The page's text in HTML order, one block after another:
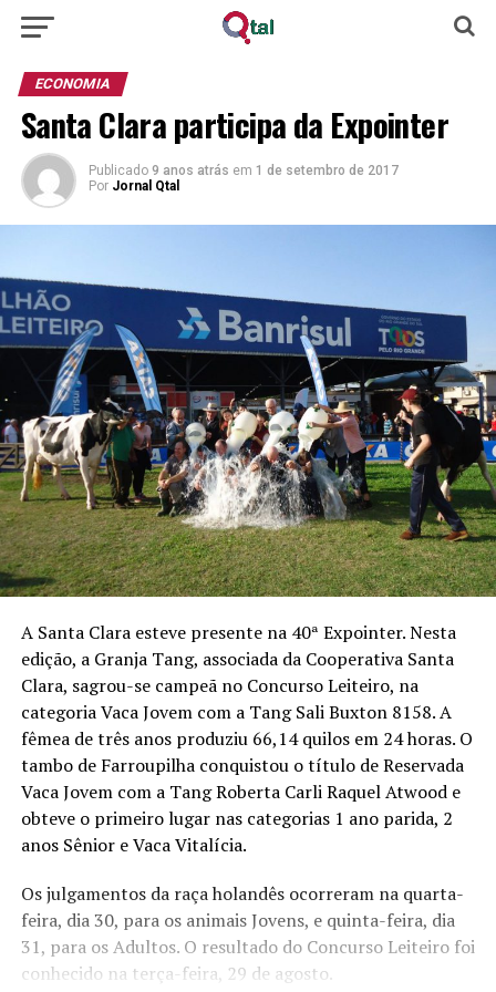
ECONOMIA
Santa Clara participa da Expointer
Publicado 9 anos atrás em 1 de setembro de 2017
Por Jornal Qtal
A Santa Clara esteve presente na 40ª Expointer. Nesta
edição, a Granja Tang, associada da Cooperativa Santa
Clara, sagrou-se campeã no Concurso Leiteiro, na
categoria Vaca Jovem com a Tang Sali Buxton 8158. A
fêmea de três anos produziu 66,14 quilos em 24 horas. O
tambo de Farroupilha conquistou o título de Reservada
Vaca Jovem com a Tang Roberta Carli Raquel Atwood e
obteve o primeiro lugar nas categorias 1 ano parida, 2
anos Sênior e Vaca Vitalícia.
Os julgamentos da raça holandês ocorreram na quarta-
feira, dia 30, para os animais Jovens, e quinta-feira, dia
31, para os Adultos. O resultado do Concurso Leiteiro foi
conhecido na terça-feira, 29 de agosto.